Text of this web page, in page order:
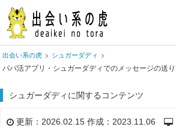
出会い系の虎 シュガーダディ
パパ活アプリ・シュガーダディでのメッセージの送
シュガーダディに関するコンテンツ
更新：2026.02.15 作成：2023.11.06